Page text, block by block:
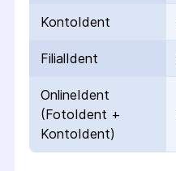
KontoIdent
FilialIdent
OnlineIdent
(FotoIdent +
KontoIdent)